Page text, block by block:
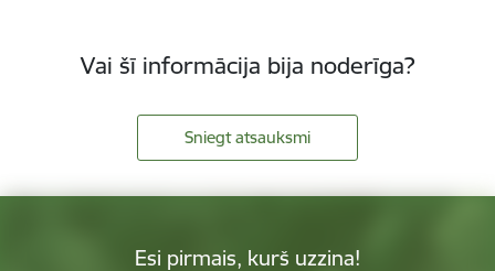
Vai šī informācija bija noderīga?
Sniegt atsauksmi
Esi pirmais, kurš uzzina!